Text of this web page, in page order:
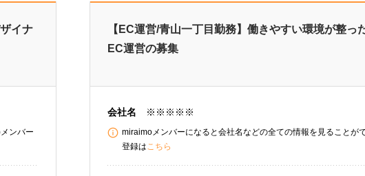
イナ
ンバー
【EC運営/青山一丁目勤務】働きやすい環境が整っ
EC運営の募集
会社名 ※※※※※
miraimoメンバーになると会社名などの全ての情報を見ることが
登録はこちら